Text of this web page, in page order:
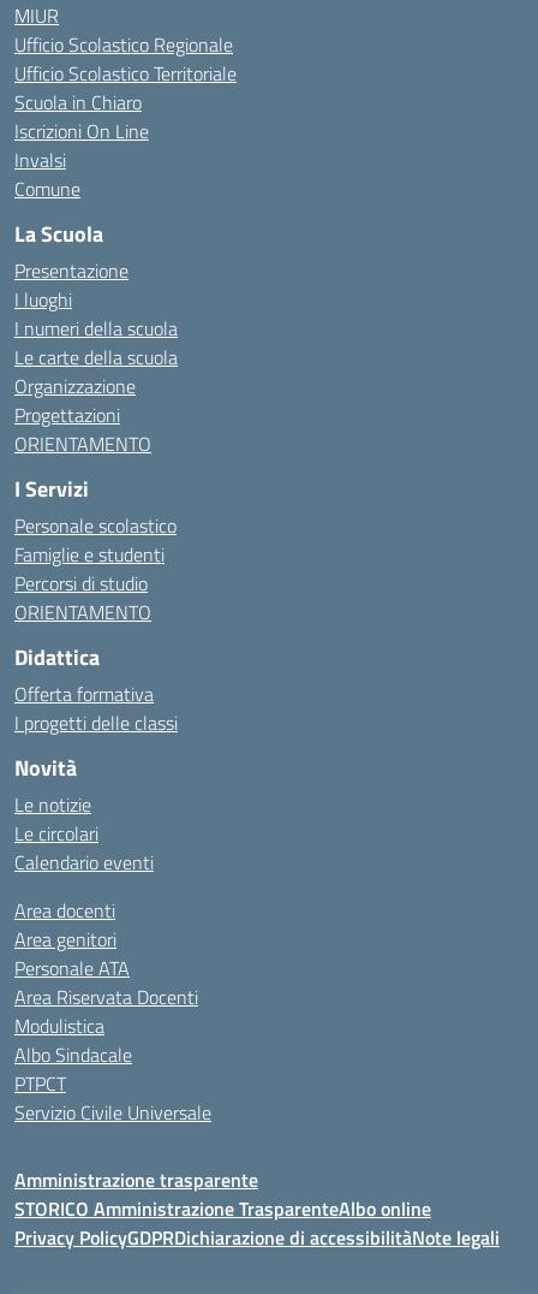
MIUR
Ufficio Scolastico Regionale
Ufficio Scolastico Territoriale
Scuola in Chiaro
Iscrizioni On Line
Invalsi
Comune
La Scuola
Presentazione
I luoghi
I numeri della scuola
Le carte della scuola
Organizzazione
Progettazioni
ORIENTAMENTO
I Servizi
Personale scolastico
Famiglie e studenti
Percorsi di studio
ORIENTAMENTO
Didattica
Offerta formativa
I progetti delle classi
Novità
Le notizie
Le circolari
Calendario eventi
Area docenti
Area genitori
Personale ATA
Area Riservata Docenti
Modulistica
Albo Sindacale
PTPCT
Servizio Civile Universale
Amministrazione trasparente
STORICO Amministrazione TrasparenteAlbo online
Privacy PolicyGDPRDichiarazione di accessibilitàNote legali